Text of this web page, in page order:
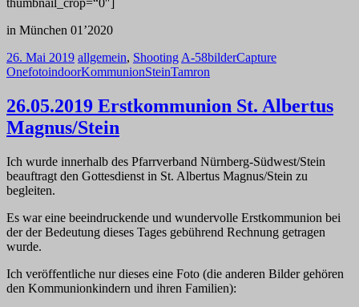
thumbnail_crop=“0″]
in München 01’2020
26. Mai 2019 allgemein, Shooting A-58bilderCapture
OnefotoindoorKommunionSteinTamron
26.05.2019 Erstkommunion St. Albertus
Magnus/Stein
Ich wurde innerhalb des Pfarrverband Nürnberg-Südwest/Stein
beauftragt den Gottesdienst in St. Albertus Magnus/Stein zu
begleiten.
Es war eine beeindruckende und wundervolle Erstkommunion bei
der der Bedeutung dieses Tages gebührend Rechnung getragen
wurde.
Ich veröffentliche nur dieses eine Foto (die anderen Bilder gehören
den Kommunionkindern und ihren Familien):